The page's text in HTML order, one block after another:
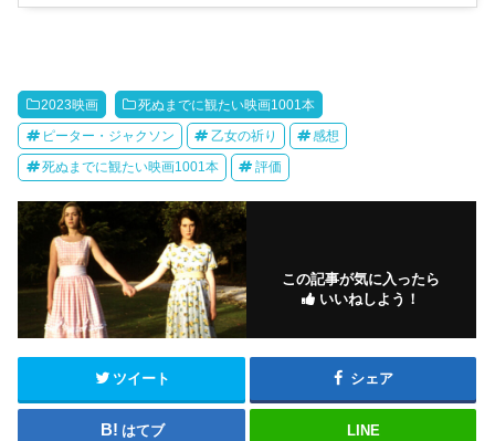
2023映画 死ぬまでに観たい映画1001本
ピーター・ジャクソン 乙女の祈り 感想
死ぬまでに観たい映画1001本 評価
この記事が気に入ったら
いいねしよう！
ツイート シェア
はてブ LINE